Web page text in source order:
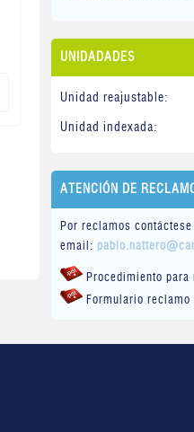
UNIDADADES
Unidad reajustable:
Unidad indexada:
ATENCIÓN DE
Por reclamos
email:
Procedimiento para
Formulario reclamo